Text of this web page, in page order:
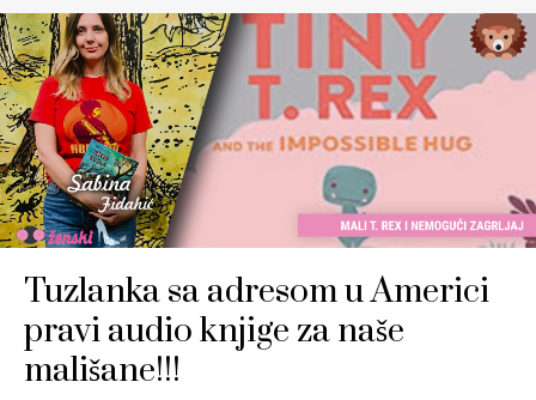
Tuzlanka sa adresom u Americi
pravi audio knjige za naše
mališane!!!